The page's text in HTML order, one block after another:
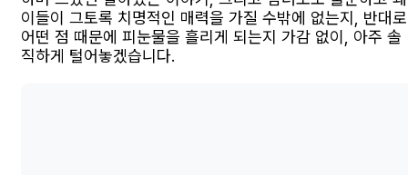
이들이 그토록 치명적인 매력을 가질 수밖에 없는지, 반대로
어떤 점 때문에 피눈물을 흘리게 되는지 가감 없이, 아주 솔
직하게 털어놓겠습니다.